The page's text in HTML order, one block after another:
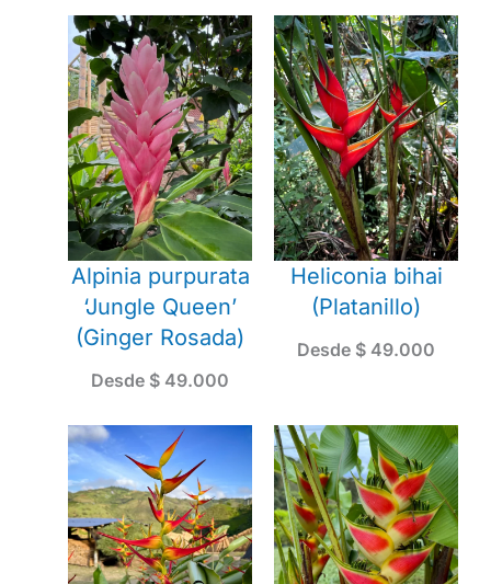
Alpinia purpurata
‘Jungle Queen’
(Ginger Rosada)
Desde $ 49.000
Heliconia bihai
(Platanillo)
Desde $ 49.000